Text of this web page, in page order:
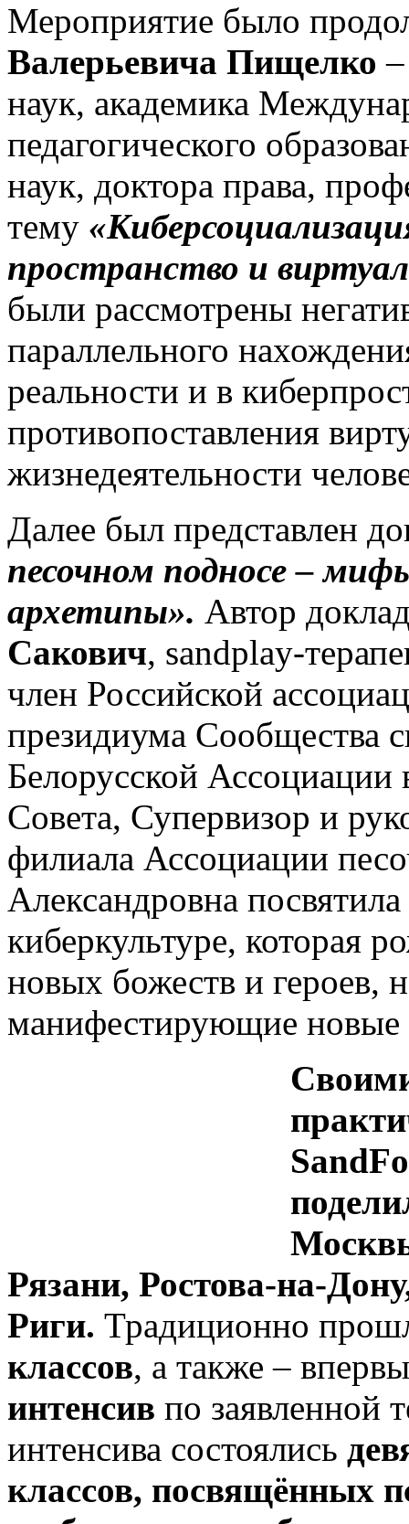
Мероприятие было
Валерьевича Пищелко
наук, академика
педагогического
наук, доктора права,
тему
пространство и
были рассмотрены
параллельного
реальности и в
противопоставления
жизнедеятельности
Далее был представлен
песочном подносе –
архетипы». Автор
Сакович, sandplay-
член Российской
президиума Сообщества
Белорусской Ассоциации
Совета, Супервизор и
филиала Ассоциации
Александровна
киберкультуре, которая
новых божеств и героев,
манифестирующие новые
Рязани, Ростова-на-
Риги. Традиционно
классов, а также –
интенсив по заявленной
интенсива состоялись
классов, посвящённых